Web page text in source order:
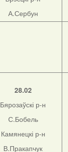
А.Сербун
28.02
Бярозаўскі р-н
С.Бобель
Камянецкі р-н
В.Пракапчук